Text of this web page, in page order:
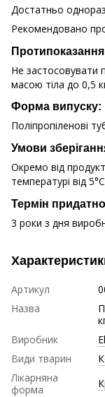
Достатньо
Рекомендовано
Не застосовувати
масою тіла до 0,5
Форма випуску:
Поліпропіленові
Умови
Окремо від
температурі від
Термін
3 роки з дня
Артикул
Назва
Виробник
Види тварин
Лікарняна
форма